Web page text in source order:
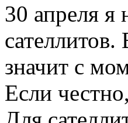
30 апреля
значит с
Если